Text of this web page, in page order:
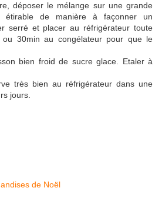
déposer le mélange sur une grande
étirable de manière à façonner un
serré et placer au réfrigérateur toute
30min au congélateur pour que le
bien froid de sucre glace. Etaler à
très bien au réfrigérateur dans une
jours.
de Noël